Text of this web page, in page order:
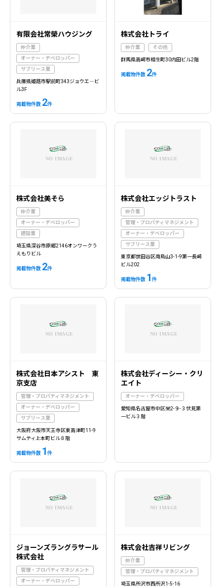
有限会社常榮ハウジング
仲介業
オーナー・デベロッパー
サブリース業
兵庫県姫路市駅前町343ジョウエ―ビ
ル3F
掲載物件数 2件
株式会社トライ
仲介業 その他
群馬県高崎市相生町30内田ビル2階
掲載物件数 2件
株式会社美そら
仲介業
オーナー・デベロッパー
建設業
埼玉県深谷市原郷2146オンワークう
えもりビル
掲載物件数 2件
株式会社エッジトラスト
仲介業
管理・プロパティマネジメント
オーナー・デベロッパー
サブリース業
東京都世田谷区南烏山3-1-9第一長崎
ビル202
掲載物件数 1件
株式会社日本アシスト 東
京支店
管理・プロパティマネジメント
オーナー・デベロッパー
サブリース業
大阪府大阪市天王寺区東高津町11-9
サムティ上本町ビル８階
掲載物件数 1 件
株式会社ディーシー・クリ
エイト
オーナー・デベロッパー
愛知県名古屋市中区栄2-９-３伏見第
一ビル３階
ジョーンズラングラサール
株式会社
管理・プロパティマネジメント
オーナー・デベロッパー
株式会社吉祥リビング
仲介業
管理・プロパティマネジメント
埼玉県所沢市西所沢1-5-16